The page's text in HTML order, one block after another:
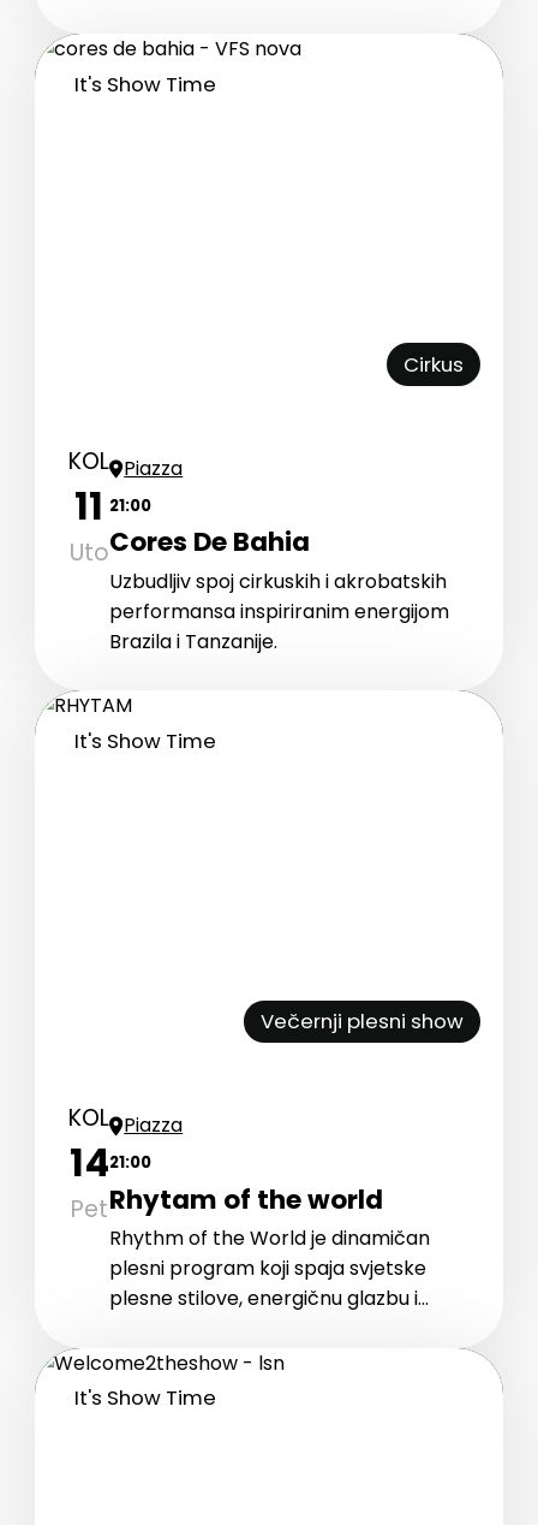
energične plesove i raskošne
kostime.
It's Show Time
Cirkus
KOL
11
Uto
Piazza
21:00
Cores De Bahia
Uzbudljiv spoj cirkuskih i akrobatskih
performansa inspiriranim energijom
Brazila i Tanzanije.
It's Show Time
Večernji plesni show
KOL
14
Pet
Piazza
21:00
Rhytam of the world
Rhythm of the World je dinamičan
plesni program koji spaja svjetske
plesne stilove, energičnu glazbu i
emotivnom showu.
It's Show Time